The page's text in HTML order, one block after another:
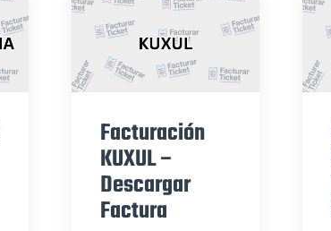
Facturación
KUXUL –
Descargar
Factura